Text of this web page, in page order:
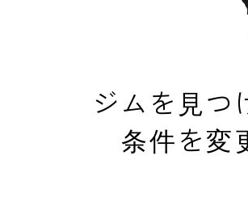
ジムを見つ
条件を変